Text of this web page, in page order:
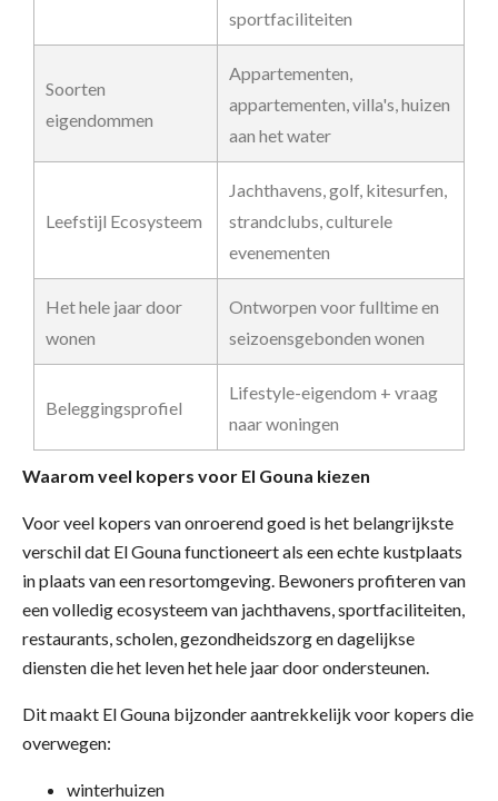
sportfaciliteiten
Soorten
eigendommen
Appartementen,
appartementen, villa's, huizen
aan het water
Leefstijl Ecosysteem
Jachthavens, golf, kitesurfen,
strandclubs, culturele
evenementen
Het hele jaar door
wonen
Ontworpen voor fulltime en
seizoensgebonden wonen
Beleggingsprofiel
Lifestyle-eigendom + vraag
naar woningen
Waarom veel kopers voor El Gouna kiezen
Voor veel kopers van onroerend goed is het belangrijkste
verschil dat El Gouna functioneert als een echte kustplaats
in plaats van een resortomgeving. Bewoners profiteren van
een volledig ecosysteem van jachthavens, sportfaciliteiten,
restaurants, scholen, gezondheidszorg en dagelijkse
diensten die het leven het hele jaar door ondersteunen.
Dit maakt El Gouna bijzonder aantrekkelijk voor kopers die
overwegen:
winterhuizen